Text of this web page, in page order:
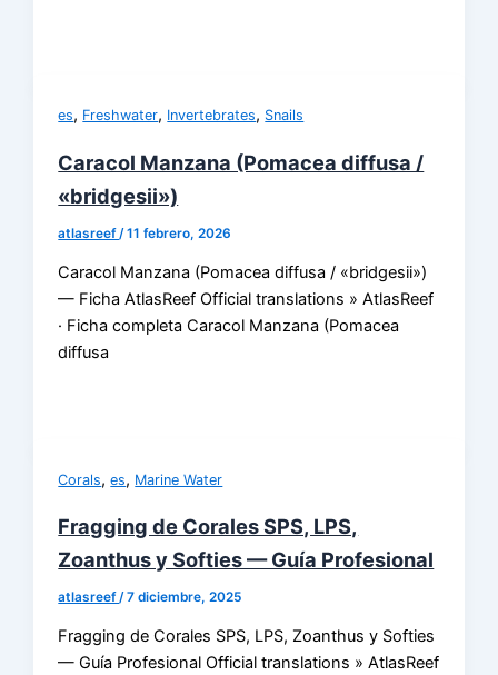
es, Freshwater, Invertebrates, Snails
Caracol Manzana (Pomacea diffusa /
«bridgesii»)
atlasreef /11 febrero, 2026
Caracol Manzana (Pomacea diffusa / «bridgesii»)
— Ficha AtlasReef Official translations » AtlasReef
· Ficha completa Caracol Manzana (Pomacea
diffusa
Corals,es, Marine Water
Fragging de Corales SPS, LPS,
Zoanthus y Softies — Guía Profesional
atlasreef/7 diciembre, 2025
Fragging de Corales SPS, LPS, Zoanthus y Softies
— Guía Profesional Official translations » AtlasReef